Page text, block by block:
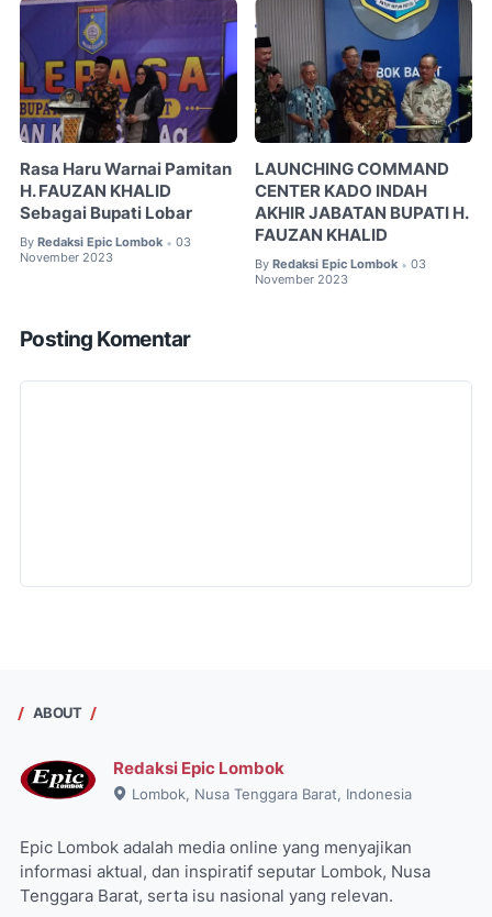
Rasa Haru Warnai Pamitan
H. FAUZAN KHALID
Sebagai Bupati Lobar
By Redaksi Epic Lombok • 03
November 2023
LAUNCHING COMMAND
CENTER KADO INDAH
AKHIR JABATAN BUPATI H.
FAUZAN KHALID
By Redaksi Epic Lombok • 03
November 2023
Posting Komentar
ABOUT
Redaksi Epic Lombok
Lombok, Nusa Tenggara Barat, Indonesia
Epic Lombok adalah media online yang menyajikan
informasi aktual, dan inspiratif seputar Lombok, Nusa
Tenggara Barat, serta isu nasional yang relevan.